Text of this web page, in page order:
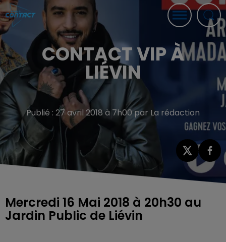
CONTACT VIP À
LIÉVIN
Publié : 27 avril 2018 à 7h00 par La rédaction
Mercredi 16 Mai 2018 à 20h30 au
Jardin Public de Liévin